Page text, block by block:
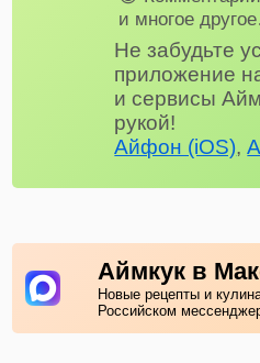
и многое
Не забудьте
приложение
и сервисы
рукой!
Айфон (iOS),
Аймкук в
Новые рецепты и
Российском